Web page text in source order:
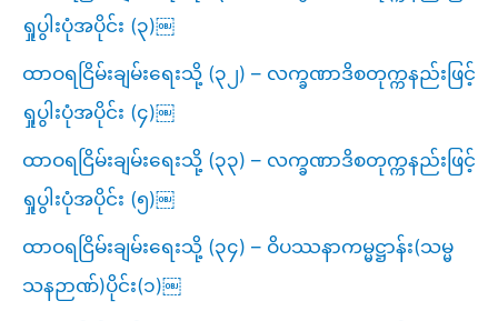
ရှုပွါးပုံအပိုင်း (၃)￼
ထာဝရငြိမ်းချမ်းရေးသို့ (၃၂) – လက္ခဏာဒိစတုက္ကနည်းဖြင့်
ရှုပွါးပုံအပိုင်း (၄)￼
ထာဝရငြိမ်းချမ်းရေးသို့ (၃၃) – လက္ခဏာဒိစတုက္ကနည်းဖြင့်
ရှုပွါးပုံအပိုင်း (၅)￼
ထာဝရငြိမ်းချမ်းရေးသို့ (၃၄) – ဝိပဿနာကမ္မဋ္ဌာန်း(သမ္မ
သနဉာဏ်)ပိုင်း(၁)￼